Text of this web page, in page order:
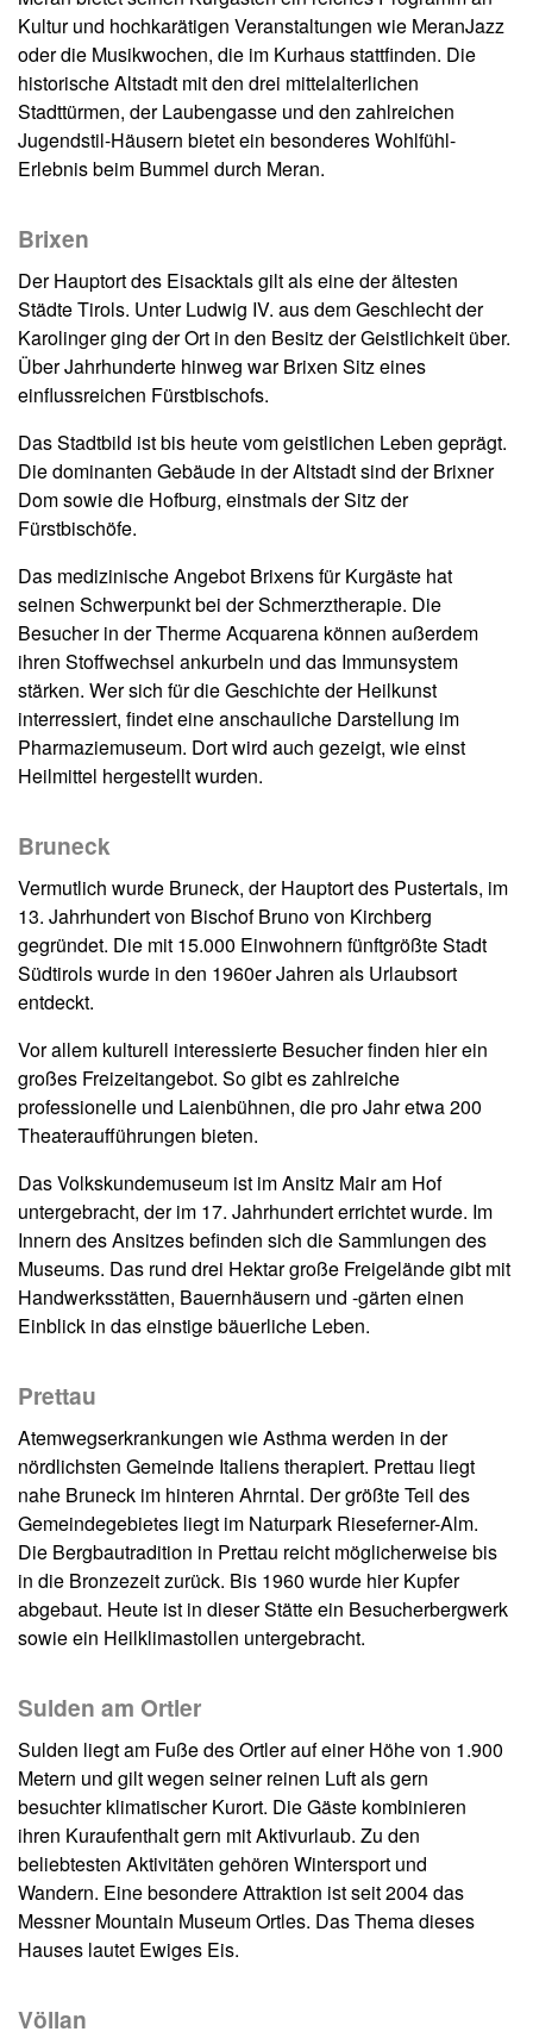
Kultur und hochkarätigen Veranstaltungen wie MeranJazz
oder die Musikwochen, die im Kurhaus stattfinden. Die
historische Altstadt mit den drei mittelalterlichen
Stadttürmen, der Laubengasse und den zahlreichen
Jugendstil-Häusern bietet ein besonderes Wohlfühl-
Erlebnis beim Bummel durch Meran.
Brixen
Der Hauptort des Eisacktals gilt als eine der ältesten
Städte Tirols. Unter Ludwig IV. aus dem Geschlecht der
Karolinger ging der Ort in den Besitz der Geistlichkeit über.
Über Jahrhunderte hinweg war Brixen Sitz eines
einflussreichen Fürstbischofs.
Das Stadtbild ist bis heute vom geistlichen Leben geprägt.
Die dominanten Gebäude in der Altstadt sind der Brixner
Dom sowie die Hofburg, einstmals der Sitz der
Fürstbischöfe.
Das medizinische Angebot Brixens für Kurgäste hat
seinen Schwerpunkt bei der Schmerztherapie. Die
Besucher in der Therme Acquarena können außerdem
ihren Stoffwechsel ankurbeln und das Immunsystem
stärken. Wer sich für die Geschichte der Heilkunst
interressiert, findet eine anschauliche Darstellung im
Pharmaziemuseum. Dort wird auch gezeigt, wie einst
Heilmittel hergestellt wurden.
Bruneck
Vermutlich wurde Bruneck, der Hauptort des Pustertals, im
13. Jahrhundert von Bischof Bruno von Kirchberg
gegründet. Die mit 15.000 Einwohnern fünftgrößte Stadt
Südtirols wurde in den 1960er Jahren als Urlaubsort
entdeckt.
Vor allem kulturell interessierte Besucher finden hier ein
großes Freizeitangebot. So gibt es zahlreiche
professionelle und Laienbühnen, die pro Jahr etwa 200
Theateraufführungen bieten.
Das Volkskundemuseum ist im Ansitz Mair am Hof
untergebracht, der im 17. Jahrhundert errichtet wurde. Im
Innern des Ansitzes befinden sich die Sammlungen des
Museums. Das rund drei Hektar große Freigelände gibt mit
Handwerksstätten, Bauernhäusern und -gärten einen
Einblick in das einstige bäuerliche Leben.
Prettau
Atemwegserkrankungen wie Asthma werden in der
nördlichsten Gemeinde Italiens therapiert. Prettau liegt
nahe Bruneck im hinteren Ahrntal. Der größte Teil des
Gemeindegebietes liegt im Naturpark Rieseferner-Alm.
Die Bergbautradition in Prettau reicht möglicherweise bis
in die Bronzezeit zurück. Bis 1960 wurde hier Kupfer
abgebaut. Heute ist in dieser Stätte ein Besucherbergwerk
sowie ein Heilklimastollen untergebracht.
Sulden am Ortler
Sulden liegt am Fuße des Ortler auf einer Höhe von 1.900
Metern und gilt wegen seiner reinen Luft als gern
besuchter klimatischer Kurort. Die Gäste kombinieren
ihren Kuraufenthalt gern mit Aktivurlaub. Zu den
beliebtesten Aktivitäten gehören Wintersport und
Wandern. Eine besondere Attraktion ist seit 2004 das
Messner Mountain Museum Ortles. Das Thema dieses
Hauses lautet Ewiges Eis.
Völlan